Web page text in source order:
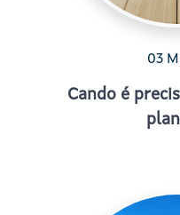
03
Cando é